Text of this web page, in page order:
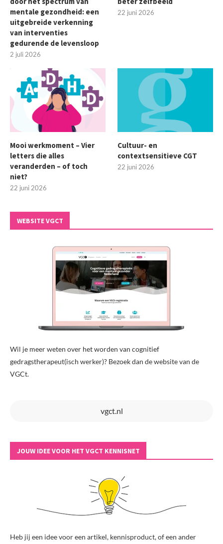
mentale gezondheid: een
uitgebreide verkenning
van interventies
gedurende de levensloop
2 juli 2026
22 juni 2026
Mooi werkmoment – Vier
letters die alles
veranderden – of toch
niet?
22 juni 2026
Cultuur- en
contextsensitieve CGT
22 juni 2026
WEBSITE VGCT
Wil je meer weten over het worden van cognitief
gedragstherapeut(isch werker)? Bezoek dan de website van de
VGCt.
vgct.nl
JOUW IDEE VOOR HET VGCT KENNISNET
Heb jij een idee voor een artikel, kennisproduct, of een ander